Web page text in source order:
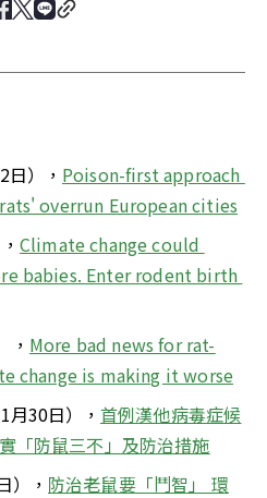
）， Poison-first approach
overrun European cities
Climate change could
babies. Enter rodent birth
， More bad news for rat-
change is making it worse
30日）， 首例漢他病毒症候
「防鼠三不」及防治措施
）， 防治老鼠要「鬥智」 環